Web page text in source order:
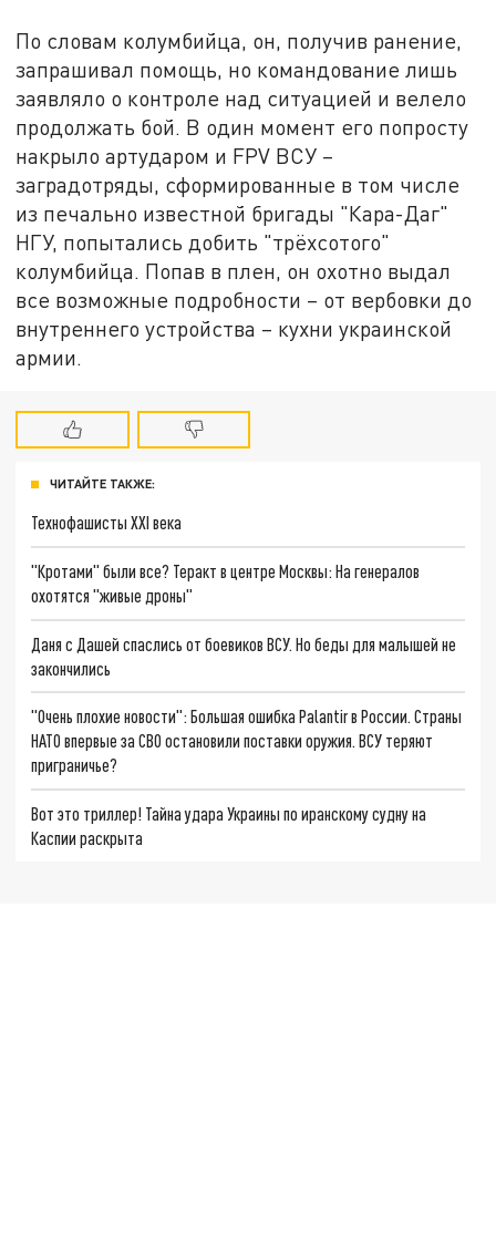
По словам колумбийца, он, получив ранение,
запрашивал помощь, но командование лишь
заявляло о контроле над ситуацией и велело
продолжать бой. В один момент его попросту
накрыло артударом и FPV ВСУ –
заградотряды, сформированные в том числе
из печально известной бригады "Кара-Даг"
НГУ, попытались добить "трёхсотого"
колумбийца. Попав в плен, он охотно выдал
все возможные подробности – от вербовки до
внутреннего устройства – кухни украинской
армии.
ЧИТАЙТЕ ТАКЖЕ:
Технофашисты XXI века
"Кротами" были все? Теракт в центре Москвы: На генералов
охотятся "живые дроны"
Даня с Дашей спаслись от боевиков ВСУ. Но беды для малышей не
закончились
"Очень плохие новости": Большая ошибка Palantir в России. Страны
НАТО впервые за СВО остановили поставки оружия. ВСУ теряют
приграничье?
Вот это триллер! Тайна удара Украины по иранскому судну на
Каспии раскрыта